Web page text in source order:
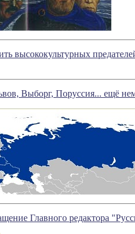
высококультурных
Выборг, Поруссия... ещё
Главного редактора